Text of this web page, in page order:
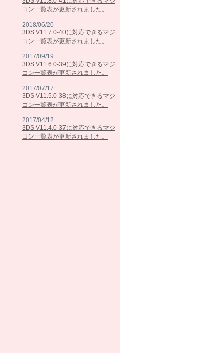
コン一覧表が更新されました。
2018/06/20
3DS V11.7.0-40に対応できるマジ
コン一覧表が更新されました。
2017/09/19
3DS V11.6.0-39に対応できるマジ
コン一覧表が更新されました。
2017/07/17
3DS V11.5.0-38に対応できるマジ
コン一覧表が更新されました。
2017/04/12
3DS V11.4.0-37に対応できるマジ
コン一覧表が更新されました。